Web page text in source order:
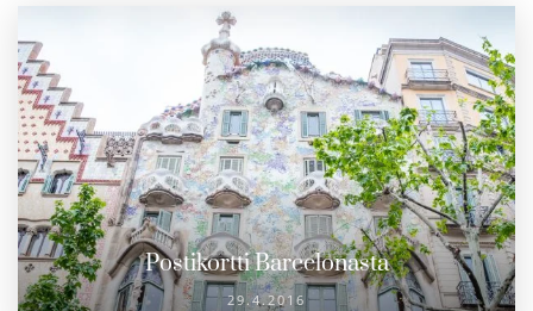
Postikortti Barcelonasta
29.4.2016